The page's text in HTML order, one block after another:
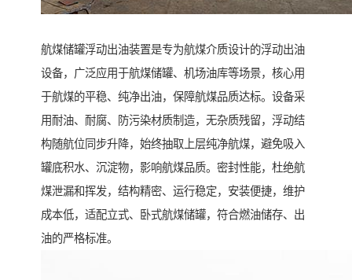
航煤储罐浮动出油装置是专为航煤介质设计的浮动出油
设备，广泛应用于航煤储罐、机场油库等场景，核心用
于航煤的平稳、纯净出油，保障航煤品质达标。设备采
用耐油、耐腐、防污染材质制造，无杂质残留，浮动结
构随航位同步升降，始终抽取上层纯净航煤，避免吸入
罐底积水、沉淀物，影响航煤品质。密封性能，杜绝航
煤泄漏和挥发，结构精密、运行稳定，安装便捷，维护
成本低，适配立式、卧式航煤储罐，符合燃油储存、出
油的严格标准。